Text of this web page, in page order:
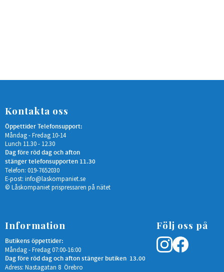
Kontakta oss
Öppettider Telefonsupport:
Måndag - Fredag 10-14
Lunch 11.30 - 12.30
Dag före röd dag och afton
stänger telefonsupporten 11.30
Telefon: 019-7652030
E-post: info@laskompaniet.se
© Låskompaniet prispressaren på nätet
Information
Butikens öppettider:
Måndag - Fredag 07:00-16:00
Dag före röd dag och afton stänger butiken 13.00
Adress: Nastagatan 8 Örebro
Följ oss på